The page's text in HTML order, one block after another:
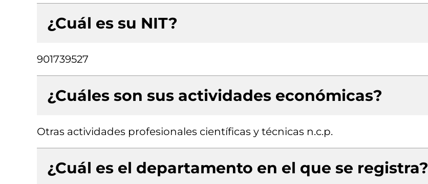
¿Cuál es su NIT?
901739527
¿Cuáles son sus actividades económicas?
Otras actividades profesionales científicas y técnicas n.c.p.
¿Cuál es el departamento en el que se registra?